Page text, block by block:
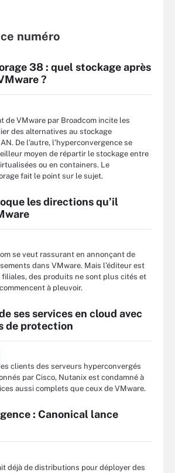
numéro
38 : quel stockage après
?
de VMware par Broadcom incite les
des alternatives au stockage
De l’autre, l’hyperconvergence se
moyen de répartir le stockage entre
ou en containers. Le
fait le point sur le sujet.
les directions qu’il
se veut rassurant en annonçant de
dans VMware. Mais l’éditeur est
filiales, des produits ne sont plus cités et
à pleuvoir.
ses services en cloud avec
de protection
clients des serveurs hyperconvergés
par Cisco, Nutanix est condamné à
aussi complets que ceux de VMware.
: Canonical lance
déjà de distributions pour déployer des